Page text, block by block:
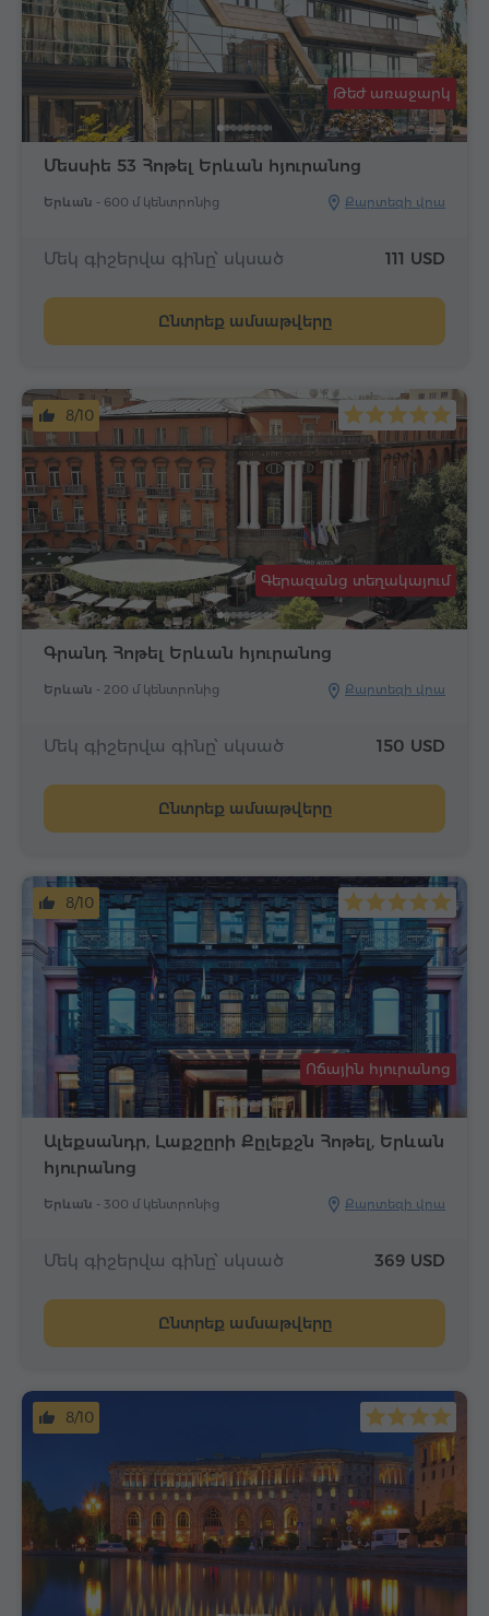
Մեսսիե 53 Հոթել Երևան հյուրանոց
Երևան - 600 մ կենտրոնից Քարտեզի վրա
Թեժ առաջարկ
Մեկ գիշերվա գինը՝ սկսած 111 USD
Ընտրեք ամսաթվերը
Գրանդ Հոթել Երևան հյուրանոց
Երևան - 200 մ կենտրոնից Քարտեզի վրա
Գերազանց տեղակայում
8/10
Մեկ գիշերվա գինը՝ սկսած 150 USD
Ընտրեք ամսաթվերը
Ալեքսանդր, Լաքշըրի Քըլեքշն Հոթել, Երևան
հյուրանոց
Երևան - 300 մ կենտրոնից Քարտեզի վրա
Ոճային հյուրանոց
8/10
Մեկ գիշերվա գինը՝ սկսած 369 USD
Ընտրեք ամսաթվերը
8/10